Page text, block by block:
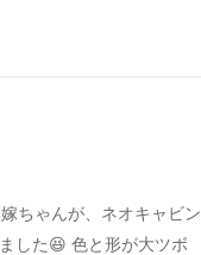
ちゃんが、ネオキャビン
した😆 色と形が大ツボ